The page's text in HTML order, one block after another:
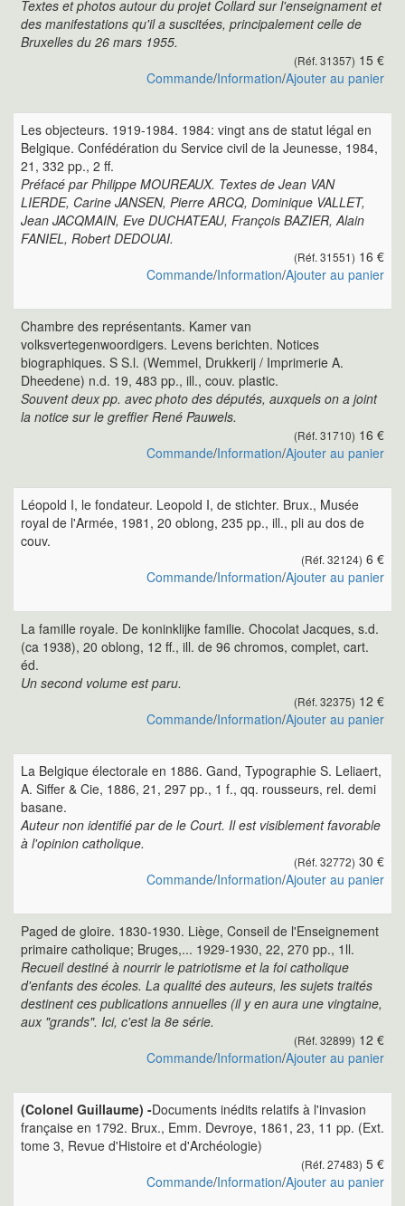
Textes et photos autour du projet Collard sur l'enseignament et
des manifestations qu'il a suscitées, principalement celle de
Bruxelles du 26 mars 1955.
(Réf. 31357) 15 €
Commande/Information/Ajouter au panier
Les objecteurs. 1919-1984. 1984: vingt ans de statut légal en
Belgique. Confédération du Service civil de la Jeunesse, 1984,
21, 332 pp., 2 ff.
Préfacé par Philippe MOUREAUX. Textes de Jean VAN
LIERDE, Carine JANSEN, Pierre ARCQ, Dominique VALLET,
Jean JACQMAIN, Eve DUCHATEAU, François BAZIER, Alain
FANIEL, Robert DEDOUAI.
(Réf. 31551) 16 €
Commande/Information/Ajouter au panier
Chambre des représentants. Kamer van
volksvertegenwoordigers. Levens berichten. Notices
biographiques. S S.l. (Wemmel, Drukkerij / Imprimerie A.
Dheedene) n.d. 19, 483 pp., ill., couv. plastic.
Souvent deux pp. avec photo des députés, auxquels on a joint
la notice sur le greffier René Pauwels.
(Réf. 31710) 16 €
Commande/Information/Ajouter au panier
Léopold I, le fondateur. Leopold I, de stichter. Brux., Musée
royal de l'Armée, 1981, 20 oblong, 235 pp., ill., pli au dos de
couv.
(Réf. 32124) 6 €
Commande/Information/Ajouter au panier
La famille royale. De koninklijke familie. Chocolat Jacques, s.d.
(ca 1938), 20 oblong, 12 ff., ill. de 96 chromos, complet, cart.
éd.
Un second volume est paru.
(Réf. 32375) 12 €
Commande/Information/Ajouter au panier
La Belgique électorale en 1886. Gand, Typographie S. Leliaert,
A. Siffer & Cie, 1886, 21, 297 pp., 1 f., qq. rousseurs, rel. demi
basane.
Auteur non identifié par de le Court. Il est visiblement favorable
à l'opinion catholique.
(Réf. 32772) 30 €
Commande/Information/Ajouter au panier
Paged de gloire. 1830-1930. Liège, Conseil de l'Enseignement
primaire catholique; Bruges,... 1929-1930, 22, 270 pp., 1ll.
Recueil destiné à nourrir le patriotisme et la foi catholique
d'enfants des écoles. La qualité des auteurs, les sujets traités
destinent ces publications annuelles (il y en aura une vingtaine,
aux "grands". Ici, c'est la 8e série.
(Réf. 32899) 12 €
Commande/Information/Ajouter au panier
(Colonel Guillaume) -Documents inédits relatifs à l'invasion
française en 1792. Brux., Emm. Devroye, 1861, 23, 11 pp. (Ext.
tome 3, Revue d'Histoire et d'Archéologie)
(Réf. 27483) 5 €
Commande/Information/Ajouter au panier